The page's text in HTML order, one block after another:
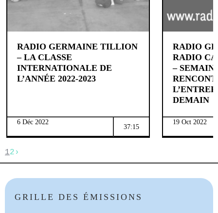
RADIO GERMAINE TILLION
– LA CLASSE
INTERNATIONALE DE
L’ANNÉE 2022-2023
6 Déc 2022
37:15
RADIO
RADIO
–
DEMAIN
19 Oct 2022
12 ›
GRILLE DES ÉMISSIONS